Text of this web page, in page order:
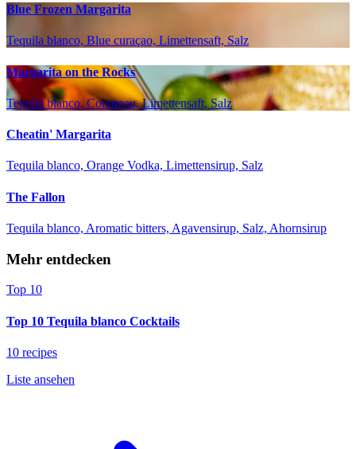
Blue Frozen Margarita
Tequila blanco, Blue curaçao, Limettensaft, Salz
Margarita on the Rocks
Tequila blanco, Cointreau, Limettensaft, Salz
Cheatin' Margarita
Tequila blanco, Orange Vodka, Limettensirup, Salz
The Fallon
Tequila blanco, Aromatic bitters, Agavensirup, Salz, Ahornsirup
Mehr entdecken
Top 10
Top 10 Tequila blanco Cocktails
10 recipes
Liste ansehen